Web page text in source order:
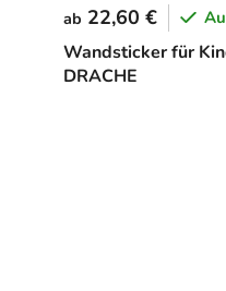
Wandsticker für
DRACHE
ab 22,60 €